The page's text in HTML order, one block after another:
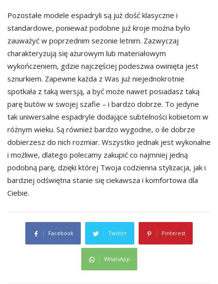
Pozostałe modele espadryli są już dość klasyczne i
standardowe, ponieważ podobne już kroje można było
zauważyć w poprzednim sezonie letnim. Zazwyczaj
charakteryzują się ażurowym lub materiałowym
wykończeniem, gdzie najczęściej podeszwa owinięta jest
sznurkiem. Zapewne każda z Was już niejednokrotnie
spotkała z taką wersją, a być może nawet posiadasz taką
parę butów w swojej szafie – i bardzo dobrze. To jedyne
tak uniwersalne espadryle dodające subtelności kobietom w
różnym wieku. Są również bardzo wygodne, o ile dobrze
dobierzesz do nich rozmiar. Wszystko jednak jest wykonalne
i możliwe, dlatego polecamy zakupić co najmniej jedną
podobną parę, dzięki której Twoja codzienna stylizacja, jak i
bardziej odświętna stanie się ciekawsza i komfortowa dla
Ciebie.
Facebook Twitter Pinterest
WhatsApp